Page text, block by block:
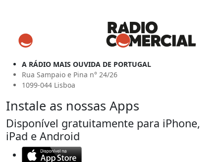
A RÁDIO MAIS OUVIDA DE PORTUGAL
Rua Sampaio e Pina n° 24/26
1099-044 Lisboa
Instale as nossas Apps
Disponível gratuitamente para iPhone,
iPad e Android